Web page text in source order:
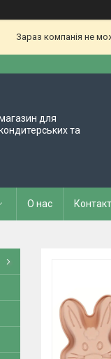
Зараз компанія не
для
та
О нас